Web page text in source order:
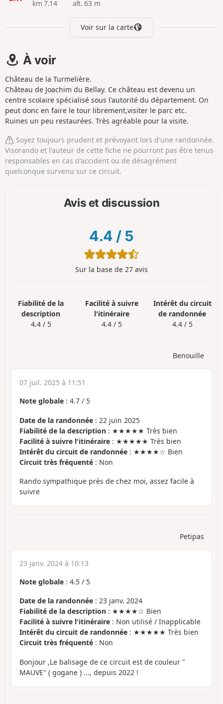
km 7.14 alt. 63 m
Voir sur la carte
À voir
Château de la Turmelière.
Château de Joachim du Bellay. Ce château est devenu un
centre scolaire spécialisé sous l'autorité du département. On
peut donc en faire le tour librement,visiter le parc etc.
Ruines un peu restaurées. Très agréable pour la visite.
Soyez toujours prudent et prévoyant lors d'une randonnée.
Visorando et l'auteur de cette fiche ne pourront pas être tenus
responsables en cas d'accident ou de désagrément
quelconque survenu sur ce circuit.
Avis et discussion
4.4 / 5
Sur la base de 27 avis
Fiabilité de la
description
4.4 / 5
Facilité à suivre
l'itinéraire
4.4 / 5
Intérêt du circuit
de randonnée
4.4 / 5
Benouille
07 juil. 2025 à 11:51
Note globale : 4.7 / 5
Date de la randonnée : 22 juin 2025
Fiabilité de la description : ★★★★★ Très bien
Facilité à suivre l'itinéraire : ★★★★★ Très bien
Intérêt du circuit de randonnée : ★★★★☆ Bien
Circuit très fréquenté : Non
Rando sympathique près de chez moi, assez facile à
suivre
Petipas
23 janv. 2024 à 10:13
Note globale : 4.5 / 5
Date de la randonnée : 23 janv. 2024
Fiabilité de la description : ★★★★☆ Bien
Facilité à suivre l'itinéraire : Non utilisé / Inapplicable
Intérêt du circuit de randonnée : ★★★★★ Très bien
Circuit très fréquenté : Non
Bonjour ,Le balisage de ce circuit est de couleur "
MAUVE" ( gogane ) ..., depuis 2022 !